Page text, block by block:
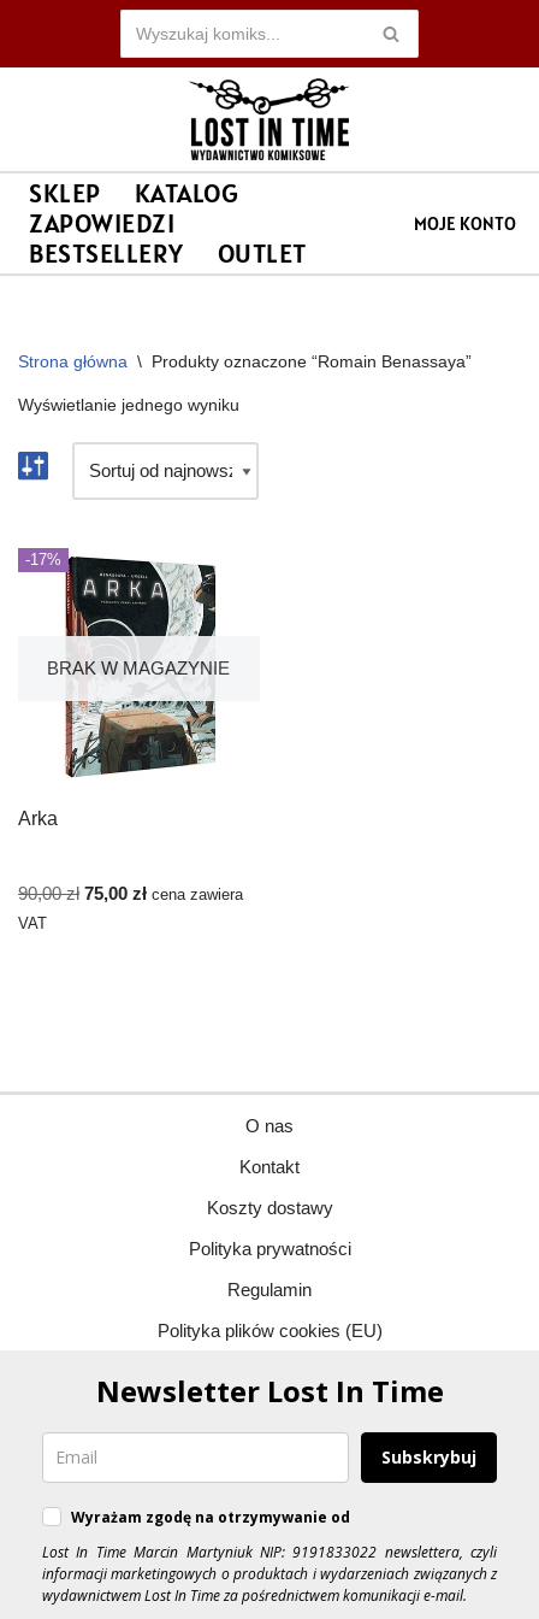
Przejdź
SKLEP
KATALOG
ZAPOWIEDZI
BESTSELLERY
OUTLET
MOJE KONTO
Strona główna \ Produkty oznaczone “Romain Benassaya”
Wyświetlanie jednego wyniku
BRAK W MAGAZYNIE
-17%
Arka
90,00zł 75,00 zł cena zawiera
VAT
O nas
Kontakt
Koszty dostawy
Polityka prywatności
Regulamin
Polityka plików cookies (EU)
Newsletter Lost In Time
Subskrybuj
Wyrażam zgodę na otrzymywanie od
Lost In Time Marcin Martyniuk NIP: 9191833022 newslettera, czyli
informacji marketingowych o produktach i wydarzeniach związanych z
wydawnictwem Lost In Time za pośrednictwem komunikacji e-mail.